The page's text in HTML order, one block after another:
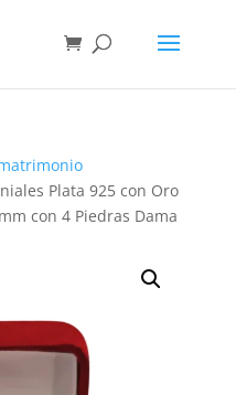
Plata 925 con Oro
con 4 Piedras Dama